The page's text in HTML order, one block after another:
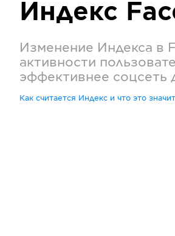
Индекс
Изменение Индекса в
активности
эффективнее соцсеть
Как считается Индекс и что это